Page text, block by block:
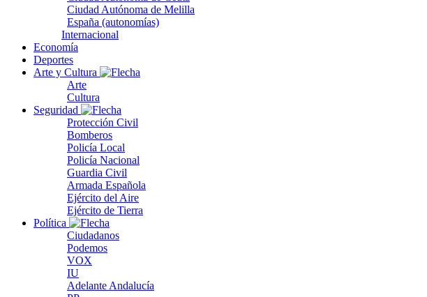
Ciudad Autónoma de Melilla
España (autonomías)
Internacional
Economía
Deportes
Arte y Cultura
Arte
Cultura
Seguridad
Protección Civil
Bomberos
Policía Local
Policía Nacional
Guardia Civil
Armada Española
Ejército del Aire
Ejército de Tierra
Política
Ciudadanos
Podemos
VOX
IU
Adelante Andalucía